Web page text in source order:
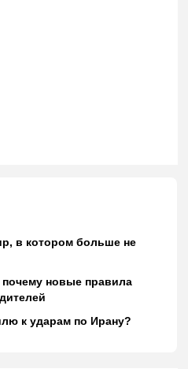
в котором больше не
новые правила
к ударам по Ирану?